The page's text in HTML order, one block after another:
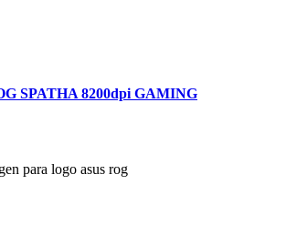
SPATHA 8200dpi GAMING